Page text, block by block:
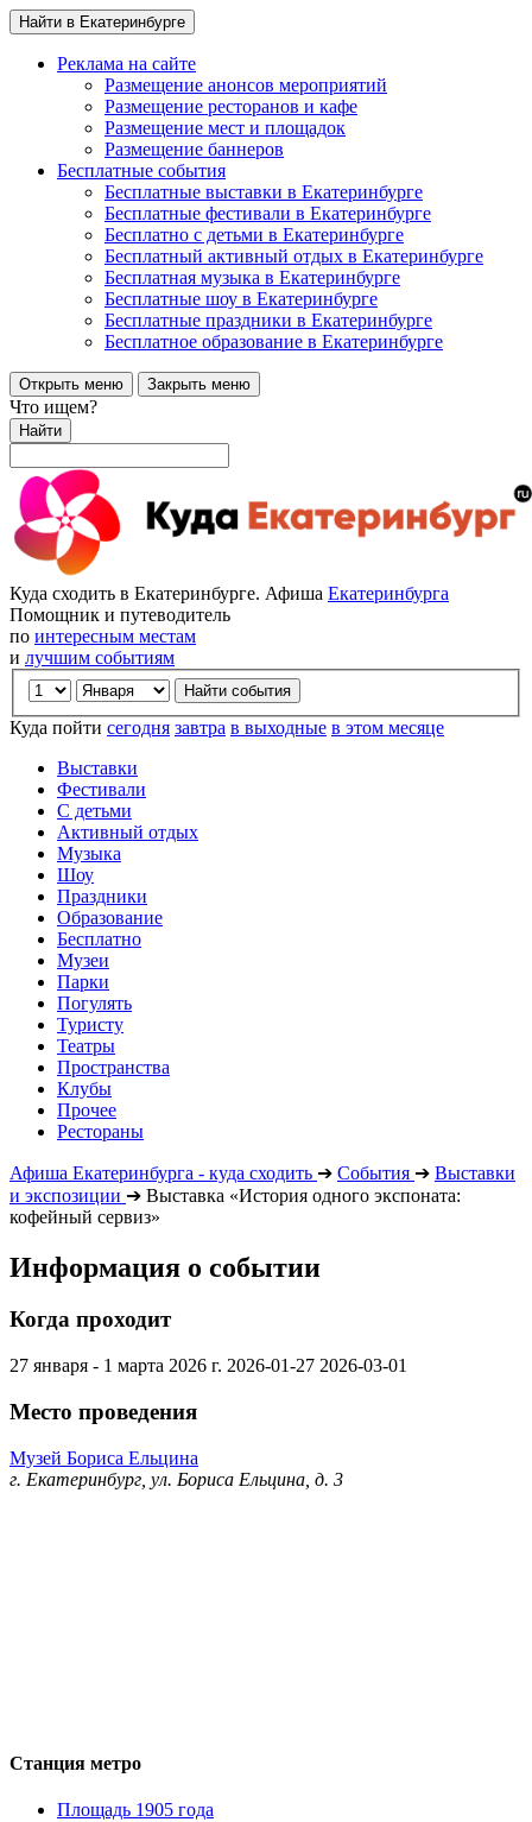
Найти в Екатеринбурге
Реклама на сайте
Размещение анонсов мероприятий
Размещение ресторанов и кафе
Размещение мест и площадок
Размещение баннеров
Бесплатные события
Бесплатные выставки в Екатеринбурге
Бесплатные фестивали в Екатеринбурге
Бесплатно с детьми в Екатеринбурге
Бесплатный активный отдых в Екатеринбурге
Бесплатная музыка в Екатеринбурге
Бесплатные шоу в Екатеринбурге
Бесплатные праздники в Екатеринбурге
Бесплатное образование в Екатеринбурге
Открыть меню Закрыть меню
Что ищем?
Найти
Куда сходить в Екатеринбурге. Афиша Екатеринбурга
Помощник и путеводитель
по интересным местам
и лучшим событиям
Куда пойти сегодня завтра в выходные в этом месяце
Выставки
Фестивали
С детьми
Активный отдых
Музыка
Шоу
Праздники
Образование
Бесплатно
Музеи
Парки
Погулять
Туристу
Театры
Пространства
Клубы
Прочее
Рестораны
Афиша Екатеринбурга - куда сходить ➔ События ➔ Выставки
и экспозиции ➔ Выставка «История одного экспоната:
кофейный сервиз»
Информация о событии
Когда проходит
27 января - 1 марта 2026 г. 2026-01-27 2026-03-01
Место проведения
Музей Бориса Ельцина
г. Екатеринбург, ул. Бориса Ельцина, д. 3
Станция метро
Площадь 1905 года